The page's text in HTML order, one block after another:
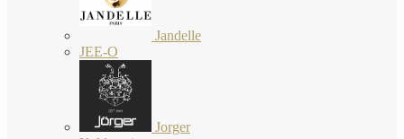
Jandelle
JEE-O
Jorger